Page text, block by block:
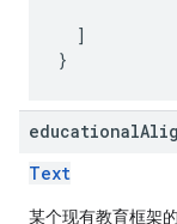
]
}
educational
Text
某个现有教育框架